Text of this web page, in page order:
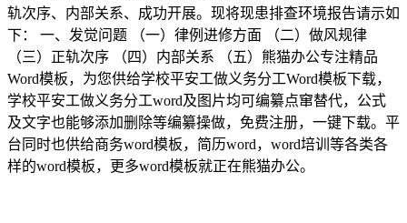
轨次序、内部关系、成功开展。现将现患排查环境报告请示如
下： 一、发觉问题 （一）律例进修方面 （二）做风规律
（三）正轨次序 （四）内部关系 （五）熊猫办公专注精品
Word模板，为您供给学校平安工做义务分工Word模板下载，
学校平安工做义务分工word及图片均可编纂点窜替代，公式
及文字也能够添加删除等编纂操做，免费注册，一键下载。平
台同时也供给商务word模板，简历word，word培训等各类各
样的word模板，更多word模板就正在熊猫办公。